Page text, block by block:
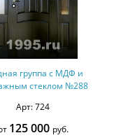
группа с МДФ и
стеклом №288
Арт: 724
125 000 руб.